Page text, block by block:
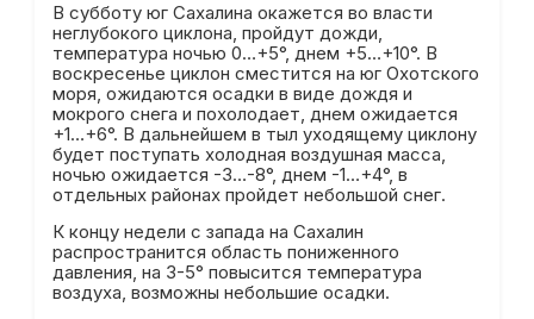
В субботу юг Сахалина окажется во власти
неглубокого циклона, пройдут дожди,
температура ночью 0…+5°, днем +5…+10°. В
воскресенье циклон сместится на юг Охотского
моря, ожидаются осадки в виде дождя и
мокрого снега и похолодает, днем ожидается
+1…+6°. В дальнейшем в тыл уходящему циклону
будет поступать холодная воздушная масса,
ночью ожидается -3…-8°, днем -1…+4°, в
отдельных районах пройдет небольшой снег.
К концу недели с запада на Сахалин
распространится область пониженного
давления, на 3-5° повысится температура
воздуха, возможны небольшие осадки.